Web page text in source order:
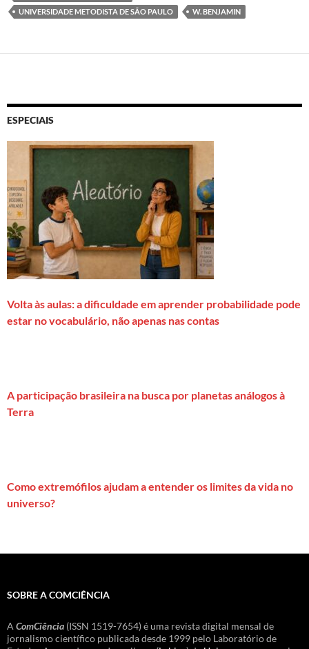
UNIVERSIDADE METODISTA DE SÃO PAULO
W. BENJAMIN
ESPECIAIS
Volta às aulas: a dificuldade em aprender probabilidade pode
estar no vocabulário, não apenas nas contas
A participação brasileira na busca por planetas análogos à
Terra
Como extremófilos ajudam a entender os limites da vida no
universo?
SOBRE A COMCIÊNCIA
A ComCiência (ISSN 1519-7654) é uma revista digital mensal de
jornalismo científico publicada desde 1999 pelo Laboratório de